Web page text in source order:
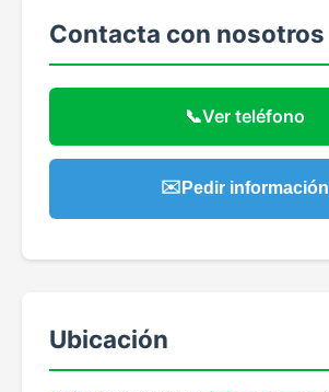
Contacta con nosotros
📞Ver teléfono
✉️ Pedir información
Ubicación